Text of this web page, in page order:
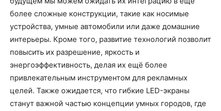
более сложные конструкции, такие как носимые
устройства, умные автомобили или даже домашние
интерьеры. Кроме того, развитие технологий позволит
повысить их разрешение, яркость и
энергоэффективность, делая их ещё более
привлекательным инструментом для рекламных
целей. Также ожидается, что гибкие LED-экраны
станут важной частью концепции умных городов, где